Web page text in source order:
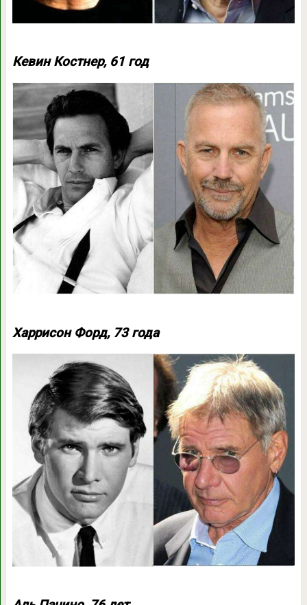
Кевин Костнер, 61 год
Харрисон Форд, 73 года